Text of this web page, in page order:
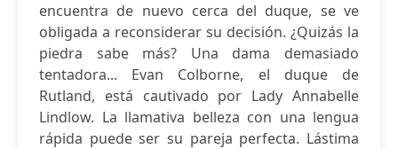
encuentra de nuevo cerca del duque, se ve
obligada a reconsiderar su decisión. ¿Quizás la
piedra sabe más? Una dama demasiado
tentadora... Evan Colborne, el duque de
Rutland, está cautivado por Lady Annabelle
Lindlow. La llamativa belleza con una lengua
rápida puede ser su pareja perfecta. Lástima